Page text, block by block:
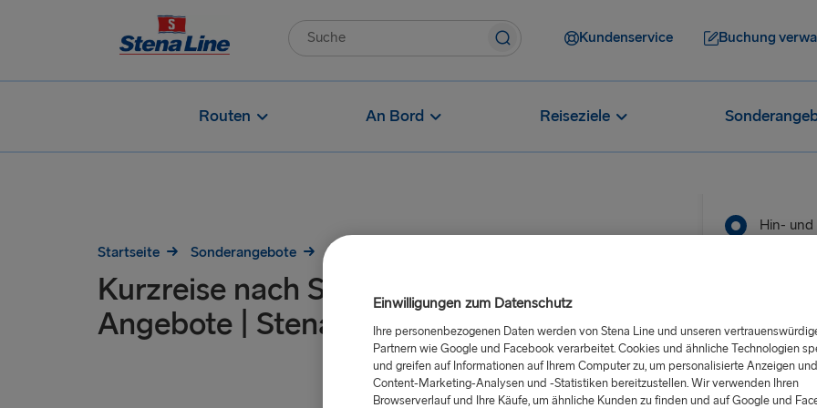
Kundenservice Buchung
Routen An Bord Reiseziele
Startseite Sonderangebote Kurzreise nach Schweden
Kurzreise nach Schweden |
Angebote | Stena Line
Hin-
NACH
Kiel →
Einwilligungen zum Datenschutz
Ihre personenbezogenen Daten werden von Stena Line und unseren
Partnern wie Google und Facebook verarbeitet. Cookies und ähnliche Technologien
und greifen auf Informationen auf Ihrem Computer zu, um personalisierte Anzeigen und
Content-Marketing-Analysen und -Statistiken bereitzustellen. Wir verwenden Ihren
Browserverlauf und Ihre Käufe, um ähnliche Kunden zu finden und auf Google und